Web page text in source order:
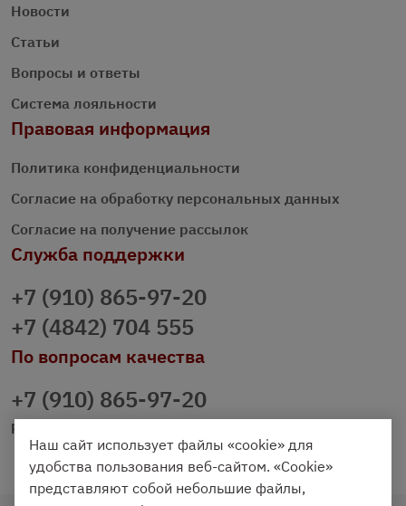
Новости
Статьи
Вопросы и ответы
Система лояльности
Правовая информация
Политика конфиденциальности
Согласие на обработку персональных данных
Согласие на получение рассылок
Служба поддержки
+7 (910) 865-97-20
+7 (4842) 704 555
По вопросам качества
+7 (910) 865-97-20
prazdnichniy40@palmi.ru
Наш сайт использует файлы «cookie» для
удобства пользования веб-сайтом. «Cookie»
представляют собой небольшие файлы,